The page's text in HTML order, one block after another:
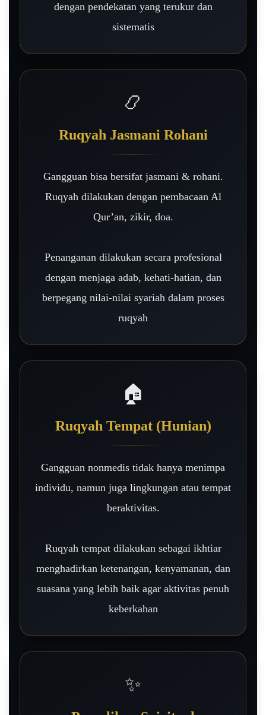
dengan pendekatan yang terukur dan
sistematis
📿
Ruqyah Jasmani Rohani
Gangguan bisa bersifat jasmani & rohani.
Ruqyah dilakukan dengan pembacaan Al
Qur’an, zikir, doa.
Penanganan dilakukan secara profesional
dengan menjaga adab, kehati-hatian, dan
berpegang nilai-nilai syariah dalam proses
ruqyah
🏠
Ruqyah Tempat (Hunian)
Gangguan nonmedis tidak hanya menimpa
individu, namun juga lingkungan atau tempat
beraktivitas.
Ruqyah tempat dilakukan sebagai ikhtiar
menghadirkan ketenangan, kenyamanan, dan
suasana yang lebih baik agar aktivitas penuh
keberkahan
✨